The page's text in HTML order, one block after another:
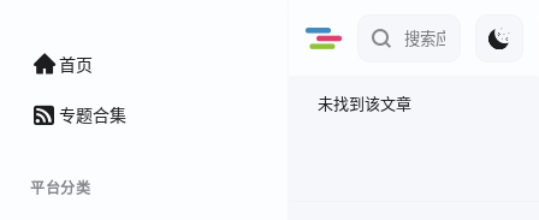
首页
专题合集
平台分类
未找到该文章